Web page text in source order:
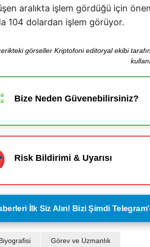
aralıkta işlem gördüğü için
104 dolardan işlem görüyor.
görseller Kriptofoni editoryal ekibi
Bize Neden Güvenebilirsiniz?
Risk Bildirimi & Uyarısı
İlk Siz Alın! Bizi Şimdi
Görev ve Uzmanlık